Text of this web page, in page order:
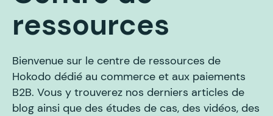
ressources
Bienvenue sur le centre de ressources de
Hokodo dédié au commerce et aux paiements
B2B. Vous y trouverez nos derniers articles de
blog ainsi que des études de cas, des vidéos, des